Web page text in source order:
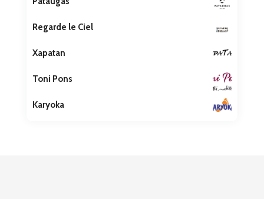
Regarde le Ciel
Xapatan
Toni Pons
Karyoka